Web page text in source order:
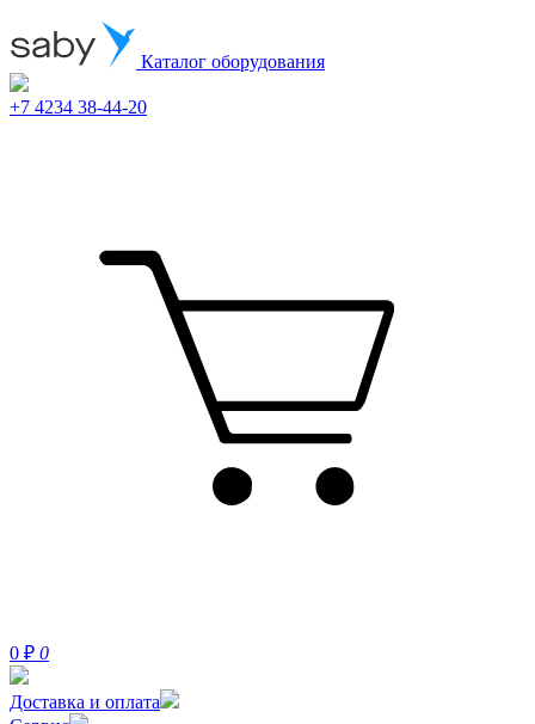
Каталог оборудования
+7 4234 38-44-20
0 ₽ 0
Доставка и оплата